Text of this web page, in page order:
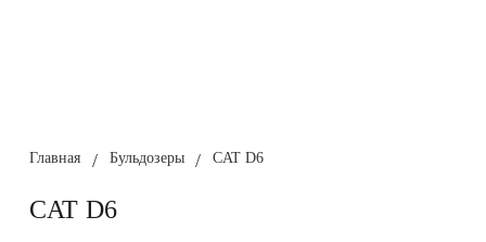
Главная / Бульдозеры / CAT D6
CAT D6